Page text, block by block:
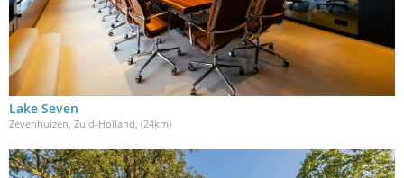
Lake Seven
Zevenhuizen, Zuid-Holland , (24km)